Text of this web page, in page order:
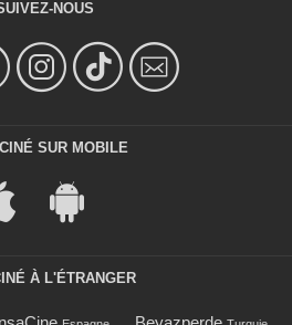
NOUS
SUR MOBILE
À L'ÉTRANGER